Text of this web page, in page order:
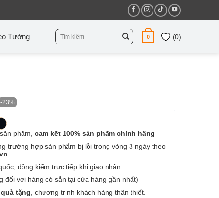
Tường
Tìm
kiếm:
0 (0)
-23%
phẩm, cam kết 100% sản phẩm chính hãng
trường hợp sản phẩm bị lỗi trong vòng 3 ngày theo
đồng kiểm trực tiếp khi giao nhận.
đối với hàng có sẵn tại cửa hàng gần nhất)
tặng , chương trình khách hàng thân thiết.